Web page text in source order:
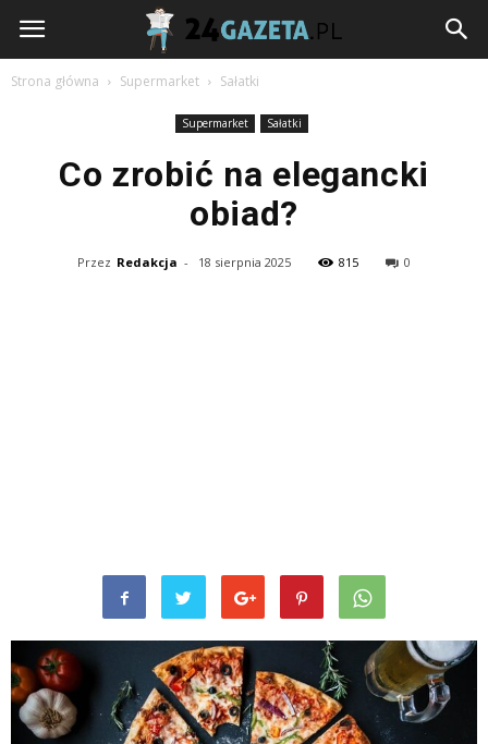
24gazeta.pl
Strona główna Supermarket Sałatki
Supermarket Sałatki
Co zrobić na elegancki
obiad?
Przez Redakcja - 18 sierpnia 2025 815 0